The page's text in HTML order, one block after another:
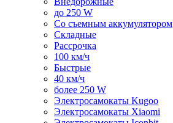
до 250 W
Со съемным аккумулятором
Складные
Рассрочка
100 км/ч
Быстрые
40 км/ч
более 250 W
Электросамокаты Kugoo
Электросамокаты Xiaomi